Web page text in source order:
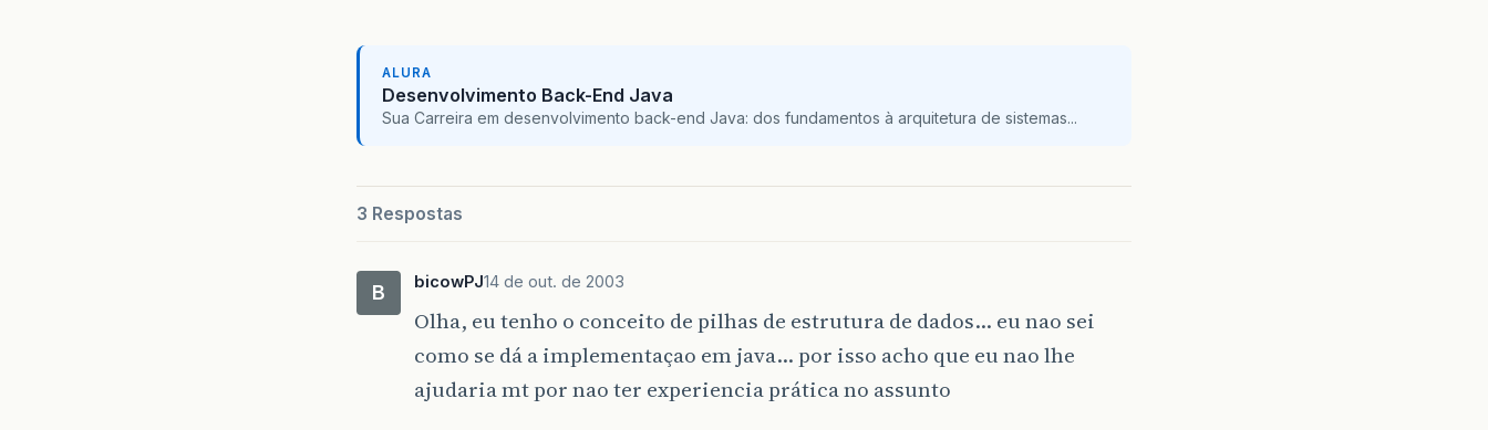
ALURA
Desenvolvimento Back-End Java
Sua Carreira em desenvolvimento back-end Java: dos fundamentos à arquitetura de sistemas...
3 Respostas
B bicowPJ14 de out. de 2003
Olha, eu tenho o conceito de pilhas de estrutura de dados… eu nao sei
como se dá a implementaçao em java… por isso acho que eu nao lhe
ajudaria mt por nao ter experiencia prática no assunto